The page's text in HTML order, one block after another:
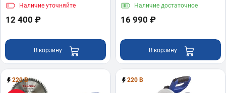
Наличие уточняйте
12 400 ₽
В корзину
Наличие достаточное
16 990 ₽
В корзину
220 В 220 В